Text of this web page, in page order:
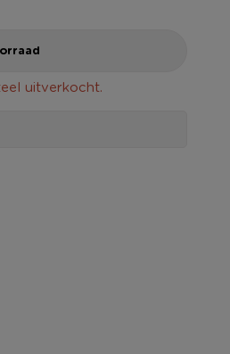
uitverkocht.